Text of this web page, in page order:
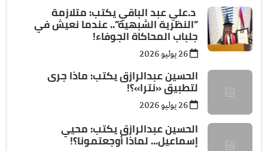
د.علي عبد الباقي يكتب: ​متلازمة
”النظرية الشبهية”.. عندما نعيش في
جلباب المحاكاة الجوفاء!
الحسين عبدالرازق يكتب: ماذا جرى
لتطبيق «نترا»؟!
الحسين عبدالرازق يكتب: محيي
إسماعيل... لماذا أوجعتمونا؟!